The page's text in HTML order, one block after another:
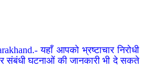
यहाँ आपको भ्रष्टाचार निरोधी
संबंधी घटनाओं की जानकारी भी दे सकते